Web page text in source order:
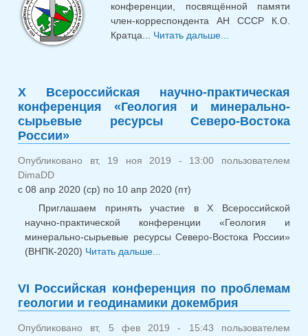
конференции, посвящённой памяти
член-корреспондента АН СССР К.О.
Кратца... Читать дальше...
памяти К.О.
Кратца
X Всероссийская научно-практическая
конференция «Геология и минерально-
сырьевые ресурсы Северо-Востока
России»
Опубликовано вт, 19 ноя 2019 - 13:00 пользователем
DimaDD
с 08 апр 2020 (ср) по 10 апр 2020 (пт)
Приглашаем принять участие в X Всероссийской
научно-практической конференции «Геология и
минерально-сырьевые ресурсы Северо-Востока России»
(ВНПК-2020) Читать дальше...
сырьевые ресурсы Северо-
Востока России»
VI Российская конференция по проблемам
геологии и геодинамики докембрия
Опубликовано вт, 5 фев 2019 - 15:43 пользователем